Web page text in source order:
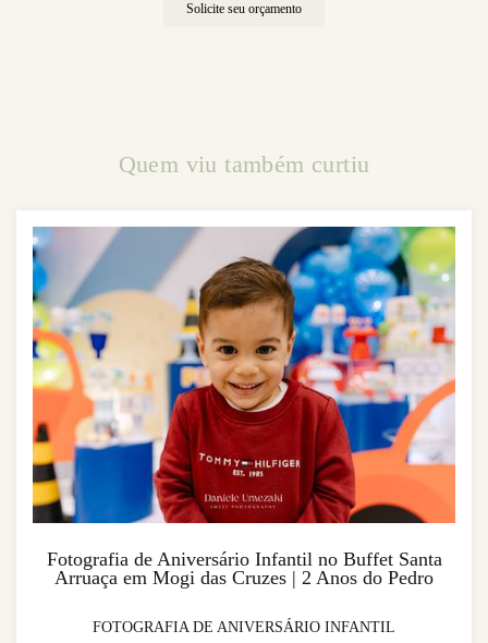
Solicite seu orçamento
Quem viu também curtiu
Fotografia de Aniversário Infantil no Buffet Santa
Arruaça em Mogi das Cruzes | 2 Anos do Pedro
FOTOGRAFIA DE ANIVERSÁRIO INFANTIL